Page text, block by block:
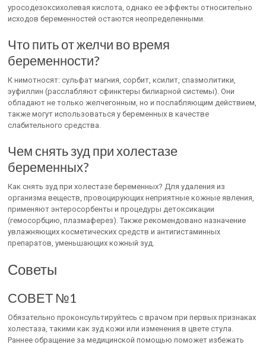
уросодезоксихолевая кислота, однако ее эффекты относительно
исходов беременностей остаются неопределенными.
Что пить от желчи во время
беременности?
К нимотносят: сульфат магния, сорбит, ксилит, спазмолитики,
эуфиллин (расслабляют сфинктеры билиарной системы). Они
обладают не только желчегонным, но и послабляющим действием,
также могут использоваться у беременных в качестве
слабительного средства.
Чем снять зуд при холестазе
беременных?
Как снять зуд при холестазе беременных? Для удаления из
организма веществ, провоцирующих неприятные кожные явления,
применяют энтеросорбенты и процедуры детоксикации
(гемосорбцию, плазмаферез). Также рекомендовано назначение
увлажняющих косметических средств и антигистаминных
препаратов, уменьшающих кожный зуд.
Советы
СОВЕТ №1
Обязательно проконсультируйтесь с врачом при первых признаках
холестаза, такими как зуд кожи или изменения в цвете стула.
Раннее обращение за медицинской помощью поможет избежать